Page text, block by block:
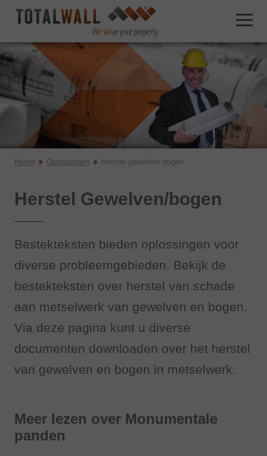
Home Oplossingen Herstel gewelven bogen
Herstel Gewelven/bogen
Bestekteksten bieden oplossingen voor
diverse probleemgebieden. Bekijk de
bestekteksten over herstel van schade
aan metselwerk van gewelven en bogen.
Via deze pagina kunt u diverse
documenten downloaden over het herstel
van gewelven en bogen in metselwerk.
Meer lezen over Monumentale
panden